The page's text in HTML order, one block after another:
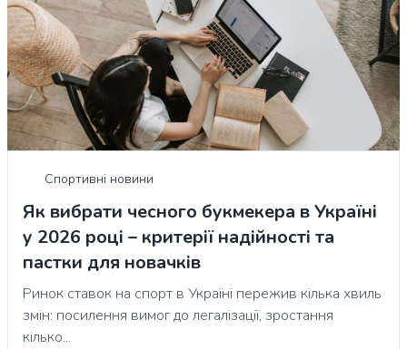
Спортивні новини
Як вибрати чесного букмекера в Україні
у 2026 році – критерії надійності та
пастки для новачків
Ринок ставок на спорт в Україні пережив кілька хвиль
змін: посилення вимог до легалізації, зростання
кілько...